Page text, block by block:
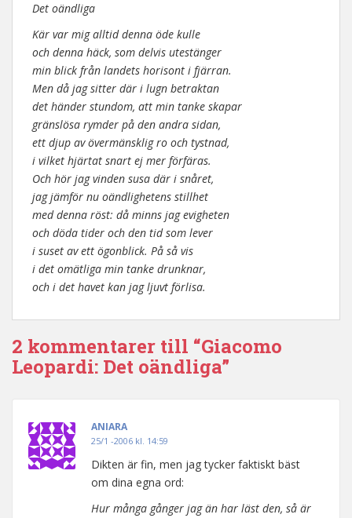
Det oändliga
Kär var mig alltid denna öde kulle
och denna häck, som delvis utestänger
min blick från landets horisont i fjärran.
Men då jag sitter där i lugn betraktan
det händer stundom, att min tanke skapar
gränslösa rymder på den andra sidan,
ett djup av övermänsklig ro och tystnad,
i vilket hjärtat snart ej mer förfäras.
Och hör jag vinden susa där i snåret,
jag jämför nu oändlighetens stillhet
med denna röst: då minns jag evigheten
och döda tider och den tid som lever
i suset av ett ögonblick. På så vis
i det omätliga min tanke drunknar,
och i det havet kan jag ljuvt förlisa.
2 kommentarer till “Giacomo
Leopardi: Det oändliga”
ANIARA
25/1 -2006 kl. 14:59
Dikten är fin, men jag tycker faktiskt bäst
om dina egna ord:
Hur många gånger jag än har läst den, så är